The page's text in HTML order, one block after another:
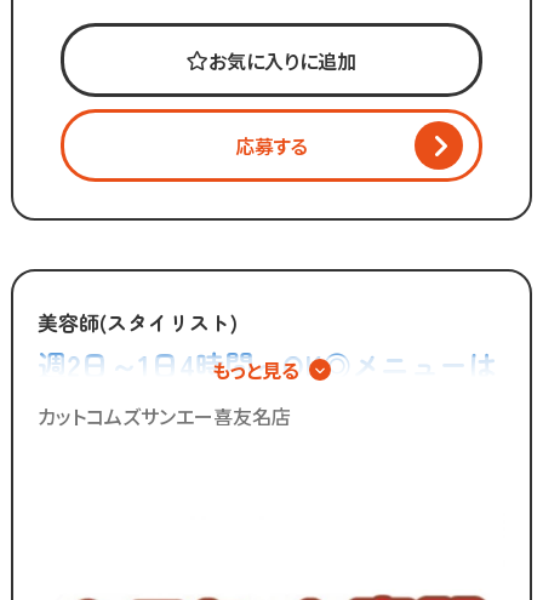
《仕事内容》
・接客
・お会計
・カット
・清掃 など
手荒れやノルマがキツイ」
「子供を預けている時間だけ働きたい」
「家庭も大切にしながら
効率よく働きたい」
お気に入りに追加
応募する
美容師(スタイリスト)
週2日～1日4時間～OK◎メニューは
カットのみ◎シャンプーやカラー、
もっと見る
カットコムズサンエー喜友名店